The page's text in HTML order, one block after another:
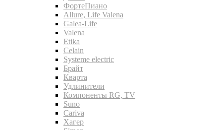
ФортеПиано
Allure, Life Valena
Galea-Life
Valena
Etika
Celain
Systeme electric
Брайт
Кварта
Удлинители
Компоненты RG, TV
Suno
Cariva
Хагер